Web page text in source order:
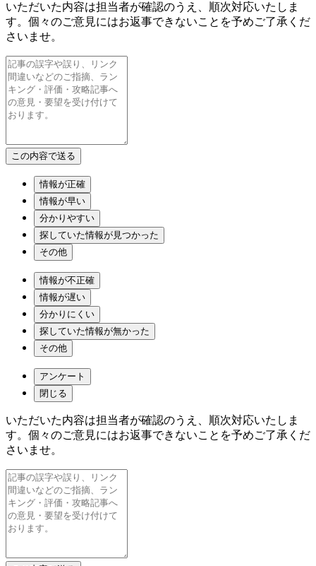
いただいた内容は担当者が確認のうえ、順次対応いたしま
す。個々のご意見にはお返事できないことを予めご了承くだ
さいませ。
情報が正確
情報が早い
分かりやすい
探していた情報が見つかった
その他
情報が不正確
情報が遅い
分かりにくい
探していた情報が無かった
その他
アンケート
閉じる
いただいた内容は担当者が確認のうえ、順次対応いたしま
す。個々のご意見にはお返事できないことを予めご了承くだ
さいませ。